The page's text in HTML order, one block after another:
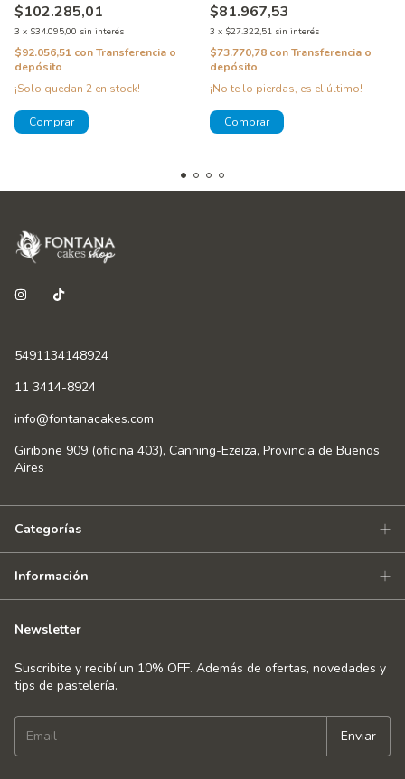
$102.285,01
3 x $34.095,00 sin interés
$92.056,51 conTransferencia o
depósito
¡Solo quedan 2 en stock!
$81.967,53
3 x $27.322,51 sin interés
$73.770,78 conTransferencia o
depósito
¡No te lo pierdas, es el último!
5491134148924
11 3414-8924
info@fontanacakes.com
Giribone 909 (oficina 403), Canning-Ezeiza, Provincia de Buenos
Aires
Categorías
Información
Newsletter
Suscribite y recibí un 10% OFF. Además de ofertas, novedades y
tips de pastelería.